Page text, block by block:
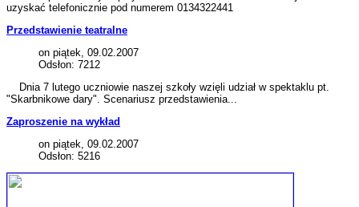
uzyskać telefonicznie pod numerem 0134322441
Przedstawienie teatralne
on piątek, 09.02.2007
Odsłon: 7212
Dnia 7 lutego uczniowie naszej szkoły wzięli udział w spektaklu pt.
"Skarbnikowe dary". Scenariusz przedstawienia...
Zaproszenie na wykład
on piątek, 09.02.2007
Odsłon: 5216